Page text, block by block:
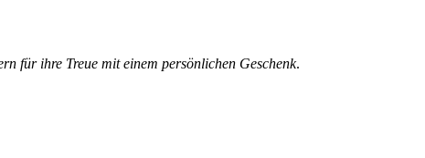
für ihre Treue mit einem persönlichen Geschenk.